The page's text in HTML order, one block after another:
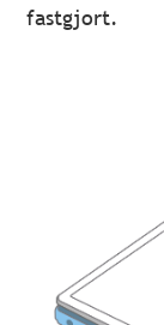
fastgjort.